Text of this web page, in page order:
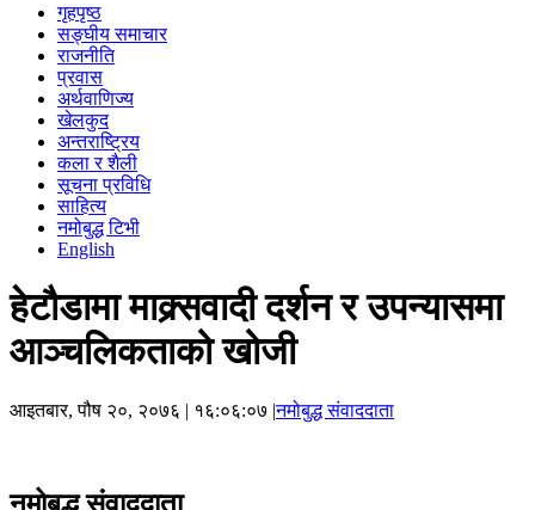
गृहपृष्ठ
सङ्घीय समाचार
राजनीति
प्रवास
अर्थवाणिज्य
खेलकुद
अन्तराष्ट्रिय
कला र शैली
सूचना प्रविधि
साहित्य
नमोबुद्ध टिभी
English
हेटौडामा माक्र्सवादी दर्शन र उपन्यासमा
आञ्चलिकताको खोजी
आइतबार, पौष २०, २०७६ | १६:०६:०७ |नमोबुद्ध संवाददाता
नमोबुद्ध संवाददाता